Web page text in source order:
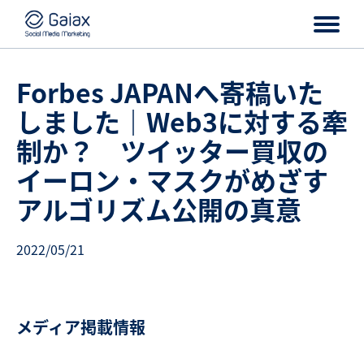
Forbes JAPANへ寄稿いた
しました｜Web3に対する牽
制か？ ツイッター買収の
イーロン・マスクがめざす
アルゴリズム公開の真意
2022/05/21
メディア掲載情報